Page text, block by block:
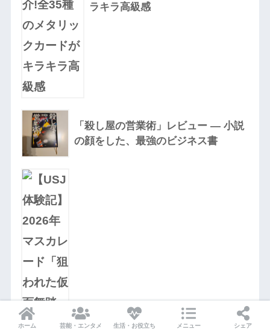
ラキラ高級感
「殺し屋の営業術」レビュー — 小説
の顔をした、最強のビジネス書
【USJ体験記】2026年マスカレード
「狙われた仮面舞踏会」にカップルで
ホーム 芸能・エンタメ 生活・お役立ち メニュー シェア